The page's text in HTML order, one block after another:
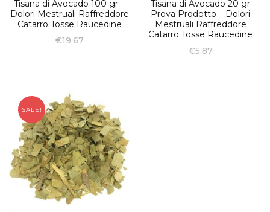
Tisana di Avocado 100 gr –
Dolori Mestruali Raffreddore
Catarro Tosse Raucedine
€19,67
Tisana di Avocado 20 gr
Prova Prodotto – Dolori
Mestruali Raffreddore
Catarro Tosse Raucedine
€5,87
SALE!